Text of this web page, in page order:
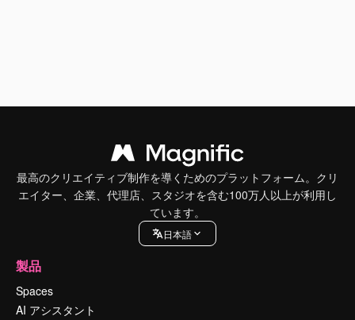
最高のクリエイティブ制作を導くためのプラットフォーム。クリ
エイター、企業、代理店、スタジオを含む100万人以上が利用し
ています。
日本語
製品
Spaces
AI アシスタント